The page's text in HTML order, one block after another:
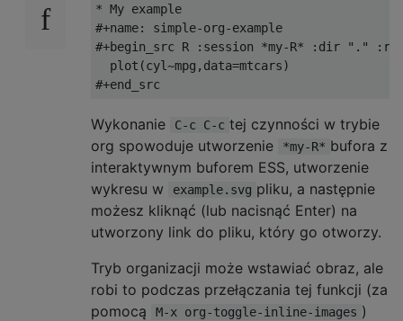
* My example
#+name: simple-org-example
#+begin_src R :session *my-R* :dir "."
  plot(cyl~mpg,data=mtcars)
Wykonanie C-c C-c tej czynności w trybie
org spowoduje utworzenie
*my-R* bufora z
interaktywnym buforem ESS, utworzenie
wykresu w
example.svg pliku, a następnie
możesz kliknąć (lub nacisnąć Enter) na
utworzony link do pliku, który go otworzy.
Tryb organizacji może wstawiać obraz, ale
robi to podczas przełączania tej funkcji (za
pomocą
M-x org-toggle-inline-images )